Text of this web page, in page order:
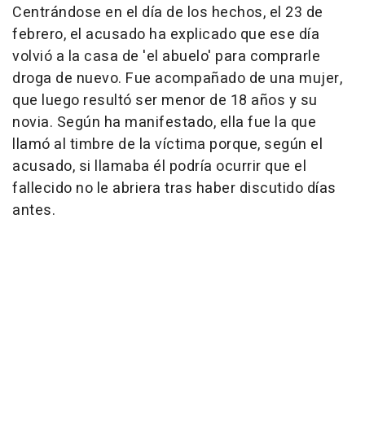
Centrándose en el día de los hechos, el 23 de
febrero, el acusado ha explicado que ese día
volvió a la casa de 'el abuelo' para comprarle
droga de nuevo. Fue acompañado de una mujer,
que luego resultó ser menor de 18 años y su
novia. Según ha manifestado, ella fue la que
llamó al timbre de la víctima porque, según el
acusado, si llamaba él podría ocurrir que el
fallecido no le abriera tras haber discutido días
antes.